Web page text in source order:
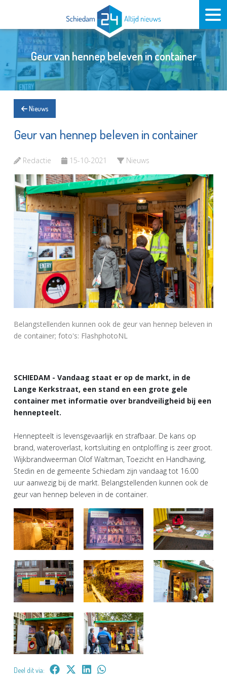
Geur van hennep beleven in container
Nieuws
Geur van hennep beleven in container
Redactie 15-10-2021 Nieuws
Belangstellenden kunnen ook de geur van hennep beleven in
de container; foto's: FlashphotoNL
SCHIEDAM - Vandaag staat er op de markt, in de
Lange Kerkstraat, een stand en een grote gele
container met informatie over brandveiligheid bij een
hennepteelt.
Hennepteelt is levensgevaarlijk en strafbaar. De kans op
brand, wateroverlast, kortsluiting en ontploffing is zeer groot.
Wijkbrandweerman Olof Waltman, Toezicht en Handhaving,
Stedin en de gemeente Schiedam zijn vandaag tot 16.00
uur aanwezig bij de markt. Belangstellenden kunnen ook de
geur van hennep beleven in de container.
Deel dit via: